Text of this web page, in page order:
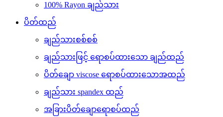
100% Rayon ချည်သား
ပိတ်ထည်
ချည်သားစစ်စစ်
ချည်သားဖြင့် ရောစပ်ထားသော ချည်ထည်
ပိတ်ချော viscose ရောစပ်ထားသောအထည်
ချည်သား spandex ထည်
အခြားပိတ်ချောရောစပ်ထည်